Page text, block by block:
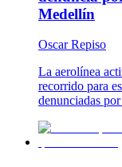
Medellín
Oscar Repiso
La aerolínea
recorrido para
denunciadas